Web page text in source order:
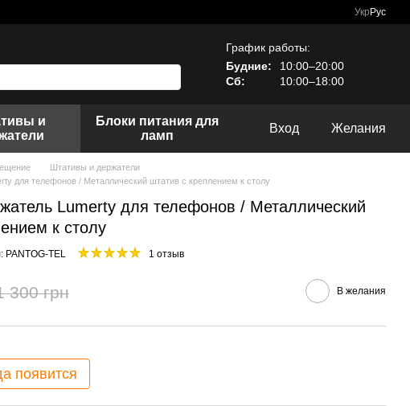
Укр Рус
График работы:
Будние:
10:00–20:00
Сб:
10:00–18:00
и
Блоки питания для
ламп
Вход Желания
Штативы и держатели
для телефонов / Металлический штатив с креплением к столу
Lumerty для телефонов / Металлический
к столу
PANTOG-TEL 1 отзыв
300 грн В желания
появится